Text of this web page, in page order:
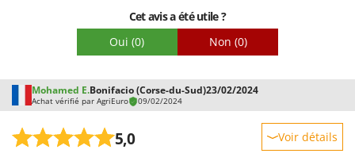
TecnoGen
Tellarini Pompe
Telwin
Tenco
Tineco
Cet avis a été utile ?
Oui (0) Non (0)
Mohamed E.Bonifacio (Corse-du-Sud)23/02/2024
Achat vérifié par AgriEuro 09/02/2024
5,0 Voir détails